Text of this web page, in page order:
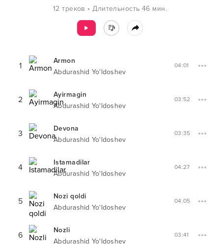
12 треков •Длительность 46 мин.
1
Armon
Abdurashid Yo'ldoshev
04:01
2
Ayirmagin
Abdurashid Yo'ldoshev
03:52
3
Devona
Abdurashid Yo'ldoshev
03:35
4
Istamadilar
Abdurashid Yo'ldoshev
04:27
5
Nozi qoldi
Abdurashid Yo'ldoshev
04:05
6
Nozli
Abdurashid Yo'ldoshev
03:41